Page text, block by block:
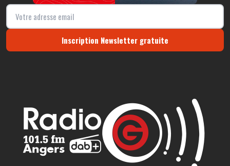
Inscription Newsletter gratuite